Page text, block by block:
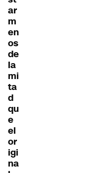
ar
m
en
os
de
la
mi
ta
d
qu
e
el
or
igi
na